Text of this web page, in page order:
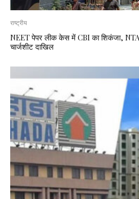
राष्ट्रीय
NEET पेपर लीक केस में CBI का शिकंजा,
चार्जशीट दाखिल